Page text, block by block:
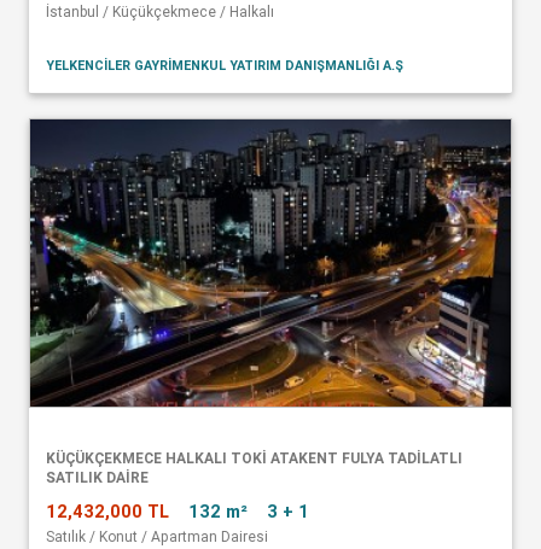
İstanbul / Küçükçekmece / Halkalı
YELKENCİLER GAYRİMENKUL YATIRIM DANIŞMANLIĞI A.Ş
KÜÇÜKÇEKMECE HALKALI TOKİ ATAKENT FULYA TADİLATLI
SATILIK DAİRE
12,432,000 TL 132 m² 3 + 1
Satılık / Konut / Apartman Dairesi